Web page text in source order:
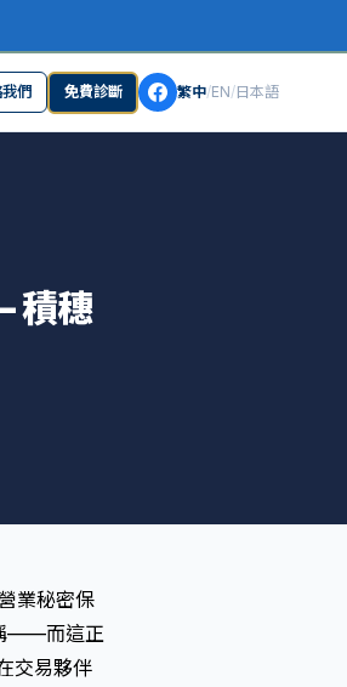
們 免費診斷 繁中/EN/日本語
積穗
業秘密保
——而這正
交易夥伴